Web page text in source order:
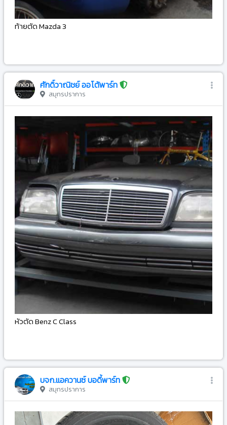
ท้ายตัด Mazda 3
ศักดิ์วาณิชย์ ออโต้พาร์ท
สมุทรปราการ
หัวตัด Benz C Class
บจก.แอควานซ์ บอดี้พาร์ท
สมุทรปราการ